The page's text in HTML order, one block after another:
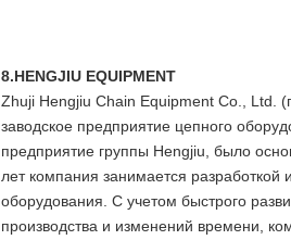
8.HENGJIU EQUIPMENT
Zhuji Hengjiu Chain Equipment Co., Ltd.
заводское предприятие цепного
предприятие группы Hengjiu, было
лет компания занимается разработкой
оборудования. С учетом быстрого
производства и изменений времени,